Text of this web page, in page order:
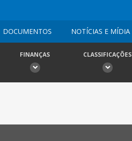
DOCUMENTOS NOTÍCIAS E MÍDIA
FINANÇAS CLASSIFICAÇÕES